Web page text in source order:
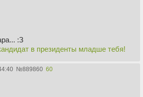
:З
в президенты младше тебя!
№889860 60